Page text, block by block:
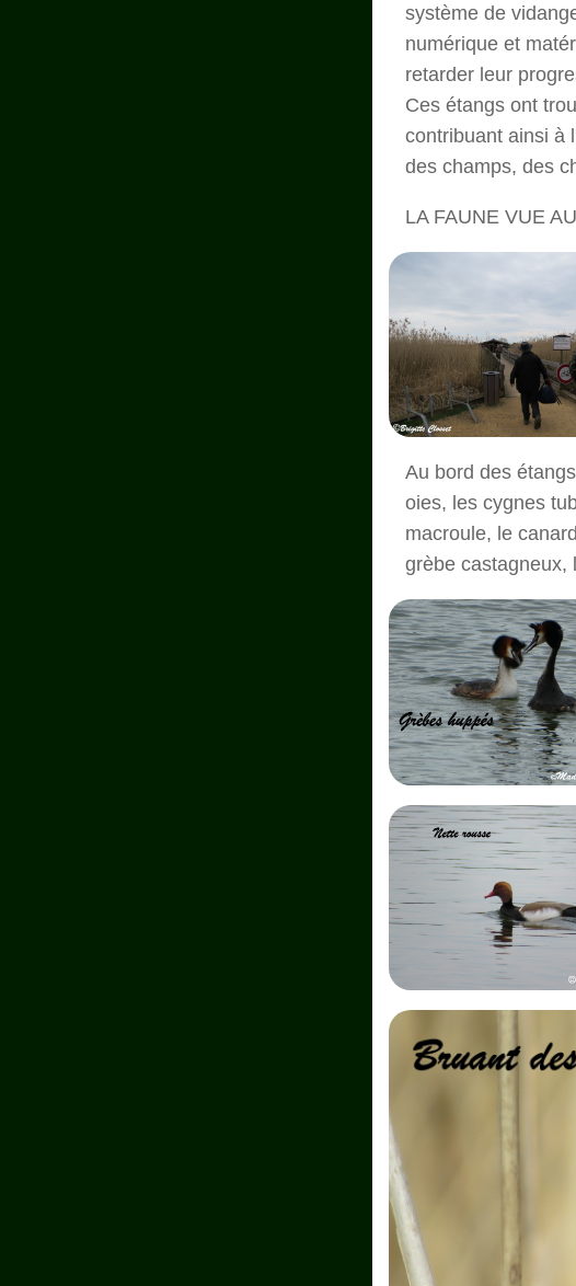
système de
numérique et
retarder leur
Ces étangs ont
contribuant ainsi à
des champs, des
LA FAUNE VUE
Au bord des
oies, les cygnes
macroule, le
grèbe castagneux,